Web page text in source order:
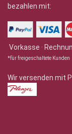
bezahlen mit:
Vorkasse ·
*für freigeschaltete Kunden
Wir versenden mit